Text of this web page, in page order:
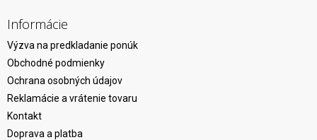
Informácie
Výzva na predkladanie ponúk
Obchodné podmienky
Ochrana osobných údajov
Reklamácie a vrátenie tovaru
Kontakt
Doprava a platba